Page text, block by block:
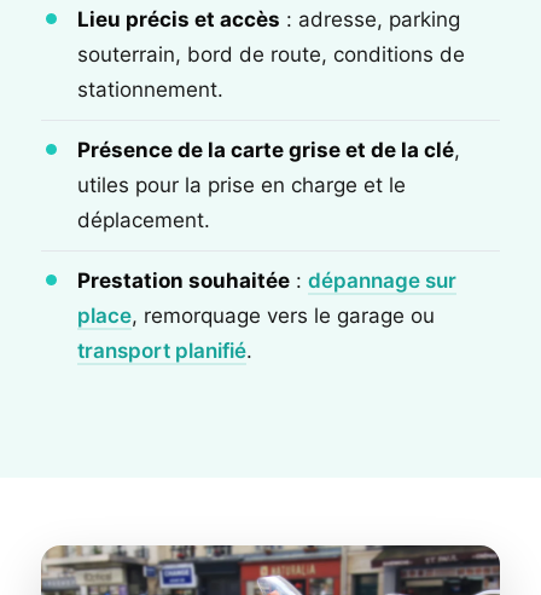
Lieu précis et accès : adresse, parking
souterrain, bord de route, conditions de
stationnement.
Présence de la carte grise et de la clé,
utiles pour la prise en charge et le
déplacement.
Prestation souhaitée : dépannage sur
place, remorquage vers le garage ou
transport planifié.